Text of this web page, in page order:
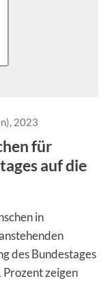
2023
für
auf die
in
des Bundestages
zeigen